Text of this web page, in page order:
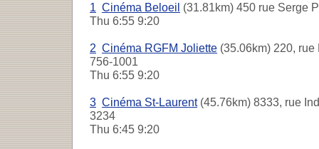
1 Cinéma Beloeil (31.81km) 450 rue Serge
Thu 6:55 9:20
2 Cinéma RGFM Joliette (35.06km) 220,
756-1001
Thu 6:55 9:20
3 Cinéma St-Laurent(45.76km) 8333, rue
3234
Thu 6:45 9:20